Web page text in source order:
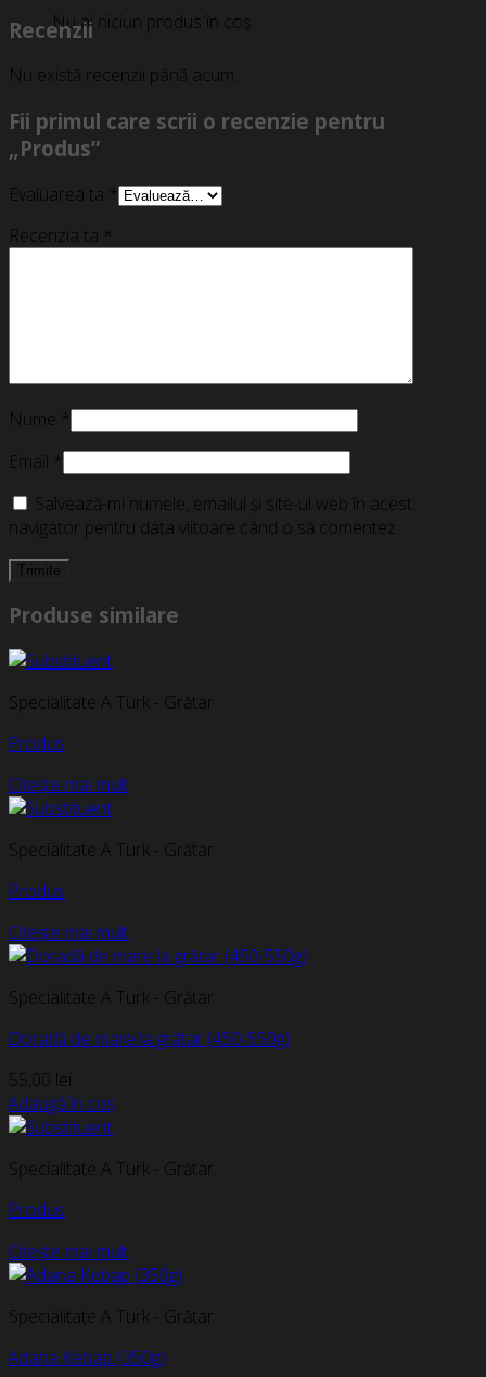
Nu ai niciun produs în coș.
Recenzii
Nu există recenzii până acum.
Fii primul care scrii o recenzie pentru
„Produs”
Evaluarea ta *
Recenzia ta *
Nume *
Email *
Salvează-mi numele, emailul și site-ul web în acest
navigator pentru data viitoare când o să comentez.
Produse similare
Specialitate A Turk - Grătar
Produs
Citește mai mult
Specialitate A Turk - Grătar
Produs
Citește mai mult
Specialitate A Turk - Grătar
Doradă de mare la grătar (450-550g)
55,00 lei
Adaugă în coș
Specialitate A Turk - Grătar
Produs
Citește mai mult
Specialitate A Turk - Grătar
Adana Kebap (350g)